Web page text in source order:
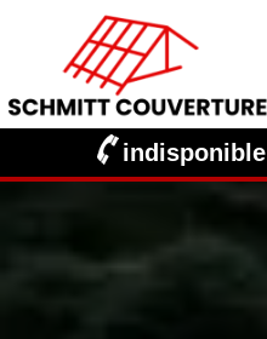
indisponible